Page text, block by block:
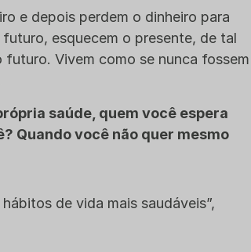
e depois perdem o dinheiro para
esquecem o presente, de tal
Vivem como se nunca fossem
saúde, quem você espera
Quando você não quer mesmo
de vida mais saudáveis”,